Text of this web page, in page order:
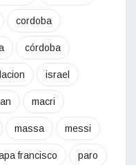
cordoba
córdoba
israel
macri
massa messi
francisco paro